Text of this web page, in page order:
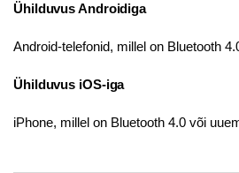
Ühilduvus Androidiga
Android-telefonid, millel on Bluetooth
Ühilduvus iOS-iga
iPhone, millel on Bluetooth 4.0 või